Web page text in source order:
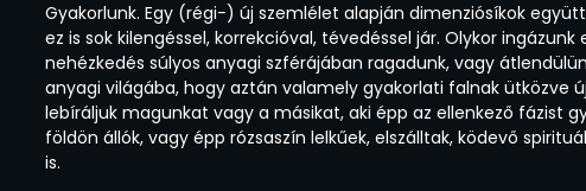
Gyakorlunk. Egy (régi-) új szemlélet alapján dimenziósíkok
ez is sok kilengéssel, korrekcióval, tévedéssel jár. Olykor
nehézkedés súlyos anyagi szférájában ragadunk, vagy
anyagi világába, hogy aztán valamely gyakorlati falnak ütközve
lebíráljuk magunkat vagy a másikat, aki épp az ellenkező fázist
földön állók, vagy épp rózsaszín lelkűek, elszálltak, ködevő
is.